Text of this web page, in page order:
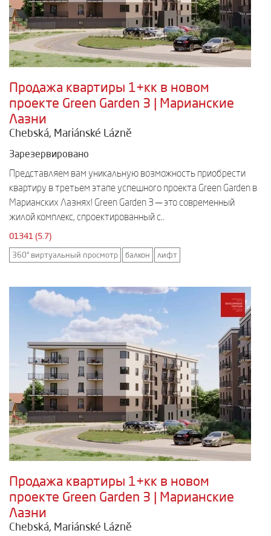
Продажа квартиры 1+кк в новом
проекте Green Garden 3 | Марианские
Лазни
Chebská, Mariánské Lázně
Зарезервировано
Представляем вам уникальную возможность приобрести
квартиру в третьем этапе успешного проекта Green Garden в
Марианских Лазнях! Green Garden 3 — это современный
жилой комплекс, спроектированный с..
01341 (5.7)
360° виртуальный просмотр балкон лифт
Продажа квартиры 1+кк в новом
проекте Green Garden 3 | Марианские
Лазни
Chebská, Mariánské Lázně